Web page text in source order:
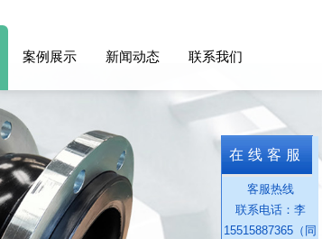
案例展示 新闻动态 联系我们
在线客服
客服热线
联系电话：李
15515887365（同